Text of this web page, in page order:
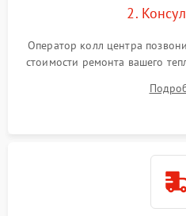
2.
Оператор колл центра
стоимости ремонта вашего